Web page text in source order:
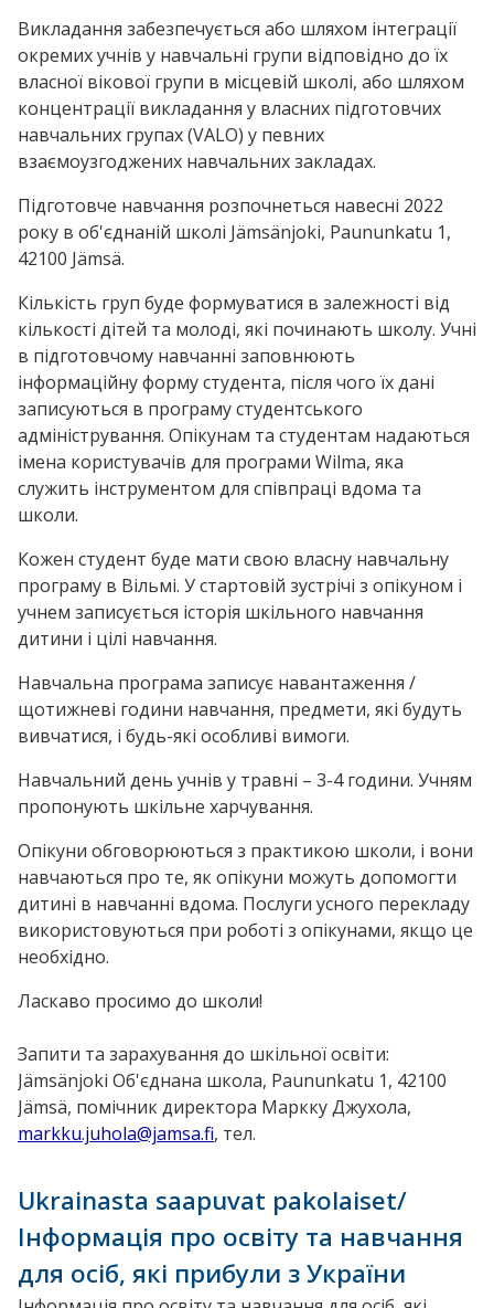
Викладання забезпечується або шляхом інтеграції
окремих учнів у навчальні групи відповідно до їх
власної вікової групи в місцевій школі, або шляхом
концентрації викладання у власних підготовчих
навчальних групах (VALO) у певних
взаємоузгоджених навчальних закладах.
Підготовче навчання розпочнеться навесні 2022
року в об'єднаній школі Jämsänjoki, Paununkatu 1,
42100 Jämsä.
Кількість груп буде формуватися в залежності від
кількості дітей та молоді, які починають школу. Учні
в підготовчому навчанні заповнюють
інформаційну форму студента, після чого їх дані
записуються в програму студентського
адміністрування. Опікунам та студентам надаються
імена користувачів для програми Wilma, яка
служить інструментом для співпраці вдома та
школи.
Кожен студент буде мати свою власну навчальну
програму в Вільмі. У стартовій зустрічі з опікуном і
учнем записується історія шкільного навчання
дитини і цілі навчання.
Нaвчальна програма записує навантаження /
щотижневі години навчання, предмети, які будуть
вивчатися, і будь-які особливі вимоги.
Навчальний день учнів у травні – 3-4 години. Учням
пропонують шкільне харчування.
Опікуни обговорюються з практикою школи, і вони
навчаються про те, як опікуни можуть допомогти
дитині в навчанні вдома. Послуги усного перекладу
використовуються при роботі з опікунами, якщо це
необхідно.
Ласкаво просимо до школи!
Запити та зарахування до шкільної освіти:
Jämsänjoki Об'єднана школа, Paununkatu 1, 42100
Jämsä, помічник директора Маркку Джухола,
markku.juhola@jamsa.fi, тел.
Ukrainasta saapuvat pakolaiset/
Інформація про освіту та навчання
для осіб, які прибули з України